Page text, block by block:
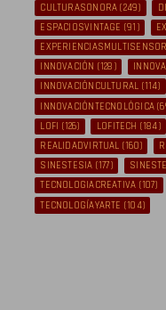
CULTURASONORA (249)
ESPACIOSVINTAGE (91)
INNOVACIÓN (128)
INNOVACIÓNCULTURAL (114)
INNOVACIÓNTECNOLÓGICA
LOFI (126) LOFITECH (184)
REALIDADVIRTUAL (160)
SINESTESIA (177)
TECNOLOGIACREATIVA (107)
TECNOLOGÍAYARTE (104)